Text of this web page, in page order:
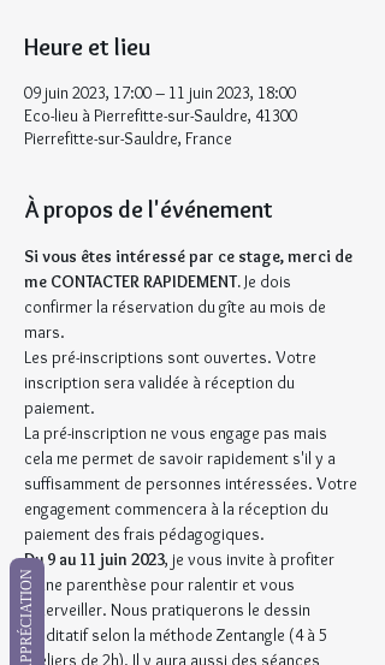
Heure et lieu
09 juin 2023, 17:00 – 11 juin 2023, 18:00
Eco-lieu à Pierrefitte-sur-Sauldre, 41300
Pierrefitte-sur-Sauldre, France
À propos de l'événement
Si vous êtes intéressé par ce stage, merci de
me CONTACTER RAPIDEMENT. Je dois
confirmer la réservation du gîte au mois de
mars.
Les pré-inscriptions sont ouvertes. Votre
inscription sera validée à réception du
paiement.
La pré-inscription ne vous engage pas mais
cela me permet de savoir rapidement s'il y a
suffisamment de personnes intéressées. Votre
engagement commencera à la réception du
paiement des frais pédagogiques.
Du 9 au 11 juin 2023, je vous invite à profiter
d'une parenthèse pour ralentir et vous
émerveiller. Nous pratiquerons le dessin
méditatif selon la méthode Zentangle (4 à 5
APPRÉCIATION